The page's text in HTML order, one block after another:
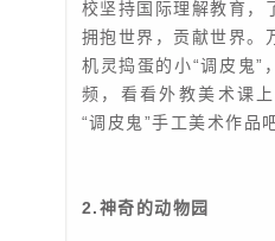
校坚持国际理解教育，
拥抱世界，贡献世界。
机灵捣蛋的小“调皮鬼”
频，看看外教美术课
“调皮鬼”手工美术作品
2.神奇的动物园